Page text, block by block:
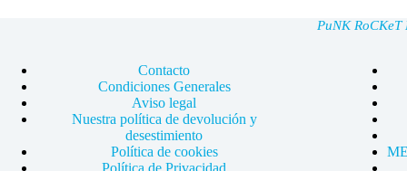
PuNK
Contacto
Condiciones Generales
Aviso legal
Nuestra política de devolución y
desestimiento
Política de cookies
Política de Privacidad